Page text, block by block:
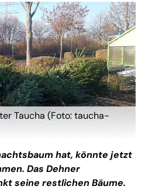
Taucha (Foto: taucha-
hat, könnte jetzt
Das Dehner
seine restlichen Bäume.